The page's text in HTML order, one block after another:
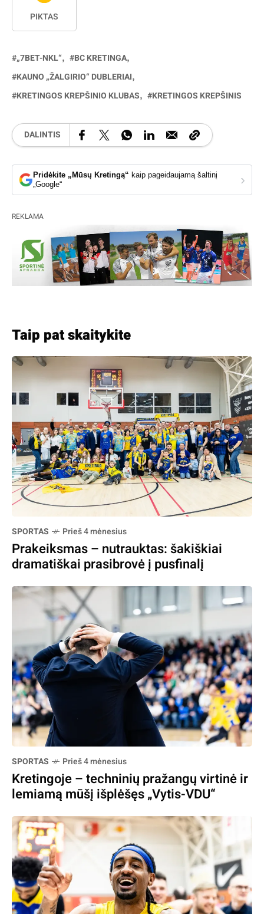
PIKTAS
„7BET-NKL“
BC KRETINGA
KAUNO „ŽALGIRIO“ DUBLERIAI
KRETINGOS KREPŠINIO KLUBAS
KRETINGOS KREPŠINIS
DALINTIS
Pridėkite „Mūsų Kretingą“ kaip pageidaujamą šaltinį
„Google“
›
REKLAMA
Taip pat skaitykite
SPORTAS Prieš 4 mėnesius
Prakeiksmas – nutrauktas: šakiškiai
dramatiškai prasibrovė į pusfinalį
SPORTAS Prieš 4 mėnesius
Kretingoje – techninių pražangų virtinė ir
lemiamą mūšį išplėšęs „Vytis-VDU“